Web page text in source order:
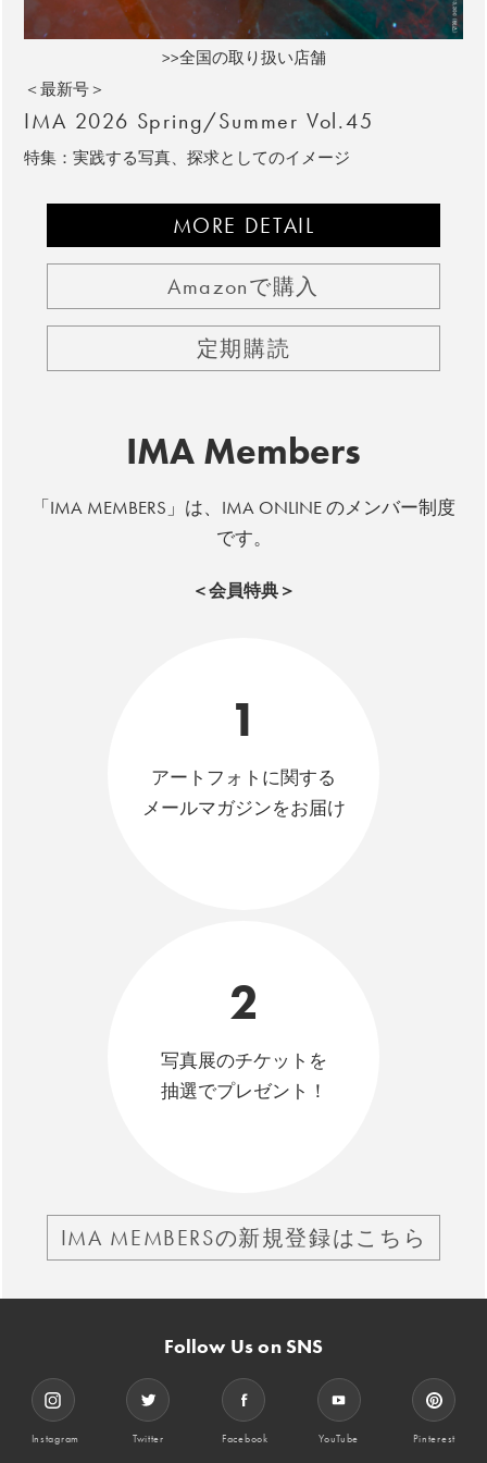
>>全国の取り扱い店舗
＜最新号＞
IMA 2026 Spring/Summer Vol.45
特集：実践する写真、探求としてのイメージ
MORE DETAIL
Amazonで購入
定期購読
IMA Members
「IMA MEMBERS」は、IMA ONLINE のメンバー制度
です。
＜会員特典＞
1
アートフォトに関する
メールマガジンをお届け
2
写真展のチケットを
抽選でプレゼント！
IMA MEMBERSの新規登録はこちら
Follow Us on SNS
Instagram Twitter Facebook YouTube Pinterest